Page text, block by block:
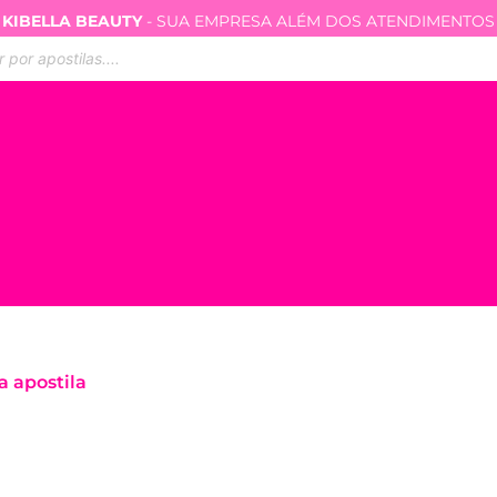
KIBELLA BEAUTY- SUA EMPRESA ALÉM DOS ATENDIMENTOS
apostila